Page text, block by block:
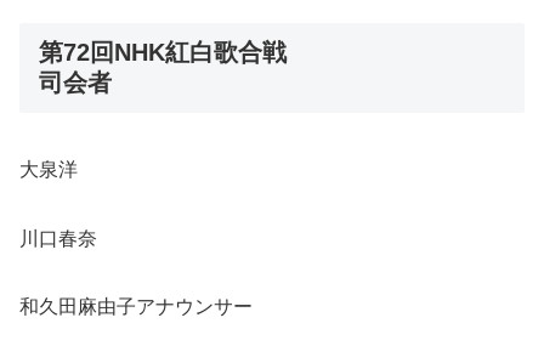
第72回NHK紅白歌合戦
司会者
大泉洋
川口春奈
和久田麻由子アナウンサー